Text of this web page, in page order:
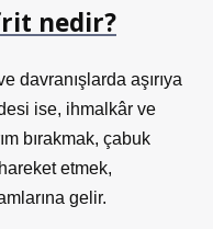
nedir?
davranışlarda aşırıya
ise, ihmalkâr ve
bırakmak, çabuk
etmek,
gelir.